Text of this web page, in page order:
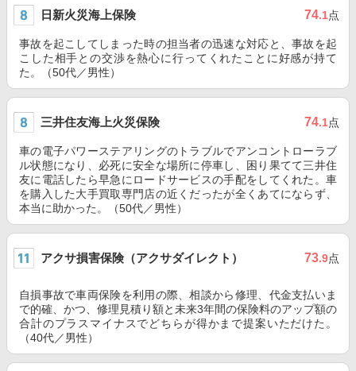
日新火災海上保険 74.1点
事故を起こしてしまった時の担当者の迅速な対応と、事故を起
こした相手との交渉を熱心に行ってくれたことに好感が持て
た。（50代／男性）
三井住友海上火災保険 74.1点
車の電子パワーステアリングのトラブルでアンコントローラブ
ル状態になり、必死に安全な場所に停車し、困り果てて三井住
友に電話したら早急にロードサービスの手配をしてくれた。車
を購入した大手買取専門店の近くだったが全くあてにならず、
本当に助かった。（50代／男性）
アクサ損害保険（アクサダイレクト） 73.9点
自損事故で車両保険を利用の際、相談から修理、代金支払いま
で的確、かつ、修理見積り額と未来3年間の保険料のアップ額の
合計のプラスマイナスでどちらが得かまで提案いただけた。
（40代／男性）